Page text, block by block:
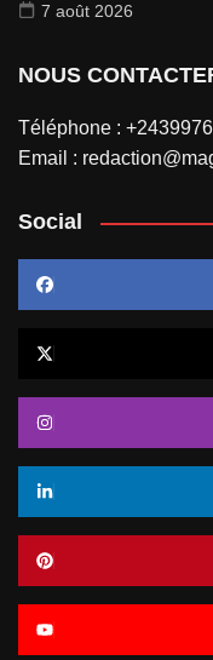
7 août 2026
NOUS
Téléphone :
Email :
Social